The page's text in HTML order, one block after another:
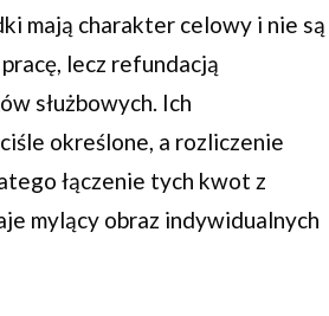
mają charakter celowy i nie są
lecz refundacją
służbowych. Ich
określone, a rozliczenie
łączenie tych kwot z
mylący obraz indywidualnych